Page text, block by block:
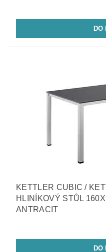
KETTLER CUBIC /
HLINÍKOVÝ STŮL
ANTRACIT